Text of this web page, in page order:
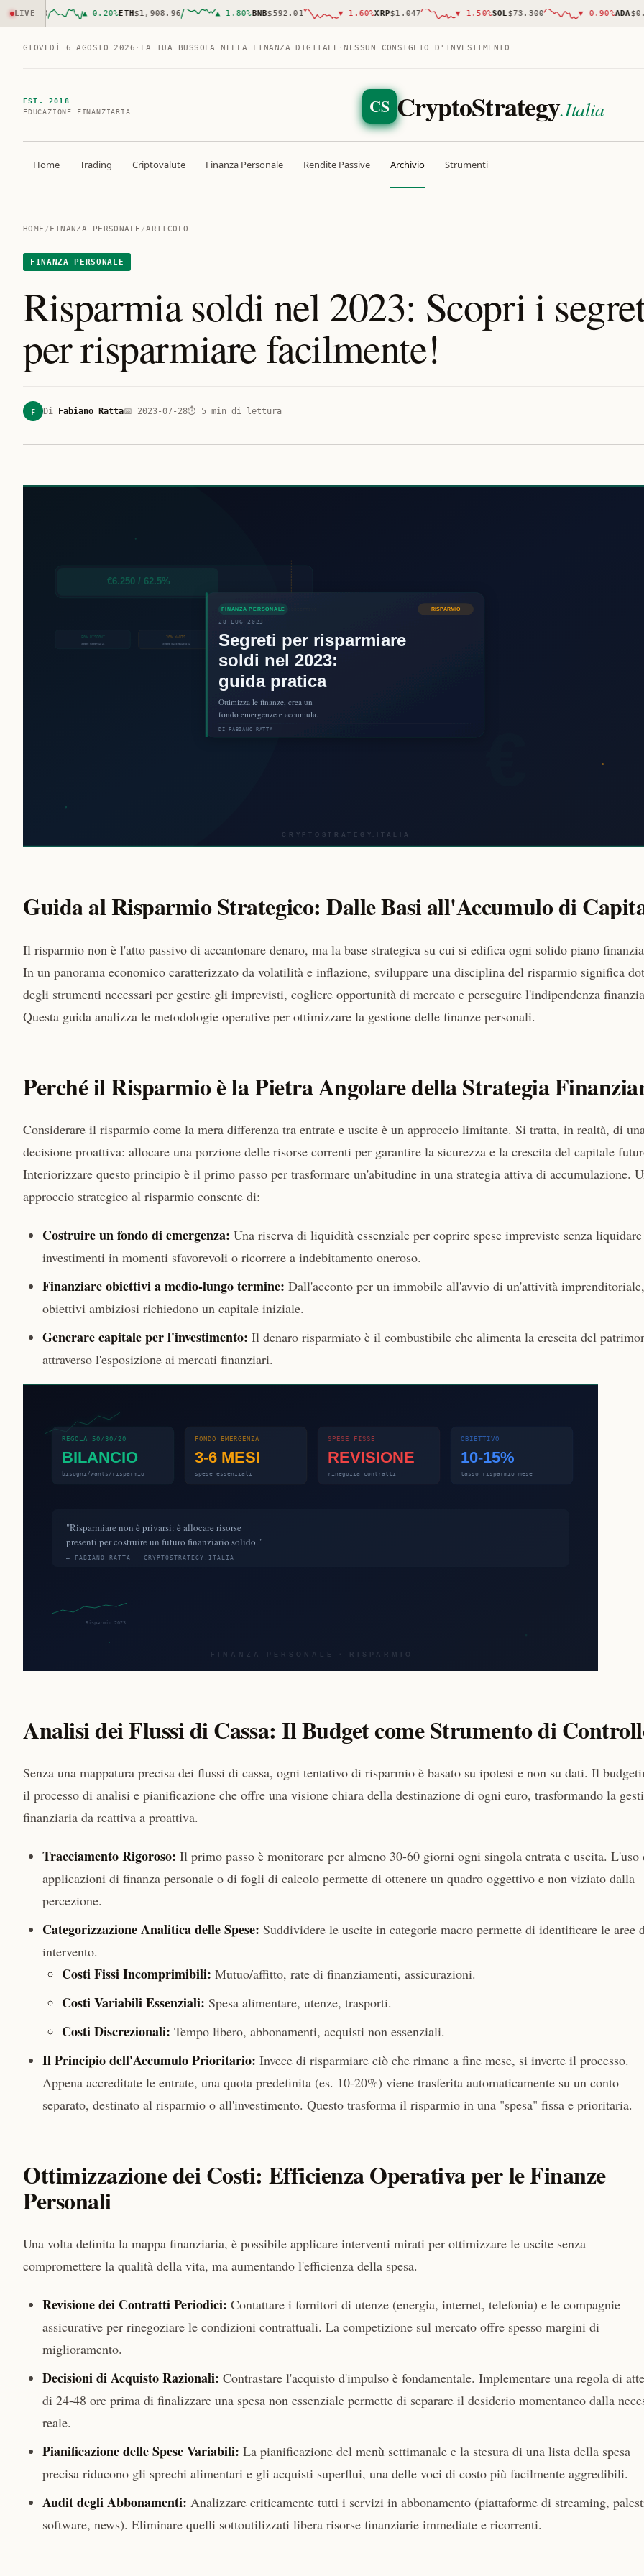
LIVE ▲ 0.20% ETH$1,908.96 ▲ 1.80% BNB$592.01 ▼ 1.60%XRP$1.047 ▼ 1.50% SOL$73.300 ▼ 0.90% ADA
GIOVEDÌ 6 AGOSTO 2026 · LA TUA BUSSOLA NELLA FINANZA DIGITALE ·NESSUN CONSIGLIO D'INVESTIMENTO
EST. 2018
EDUCAZIONE FINANZIARIA
CS CryptoStrategy.Italia
Home Trading Criptovalute Finanza Personale Rendite Passive Archivio Strumenti
HOME /FINANZA PERSONALE /ARTICOLO
FINANZA PERSONALE
Risparmia soldi nel 2023: Scopri i
per risparmiare facilmente!
F Di Fabiano Ratta📅 2023-07-28⏱ 5 min di lettura
Guida al Risparmio Strategico: Dalle Basi all'Accumulo di
Il risparmio non è l'atto passivo di accantonare denaro, ma la base strategica su cui si edifica ogni solido piano
In un panorama economico caratterizzato da volatilità e inflazione, sviluppare una disciplina del risparmio significa
degli strumenti necessari per gestire gli imprevisti, cogliere opportunità di mercato e perseguire l'indipendenza
Questa guida analizza le metodologie operative per ottimizzare la gestione delle finanze personali.
Perché il Risparmio è la Pietra Angolare della Strategia
Considerare il risparmio come la mera differenza tra entrate e uscite è un approccio limitante. Si tratta, in realtà, di
decisione proattiva: allocare una porzione delle risorse correnti per garantire la sicurezza e la crescita del capitale
Interiorizzare questo principio è il primo passo per trasformare un'abitudine in una strategia attiva di accumulazione.
approccio strategico al risparmio consente di:
Costruire un fondo di emergenza: Una riserva di liquidità essenziale per coprire spese impreviste senza liquidare
investimenti in momenti sfavorevoli o ricorrere a indebitamento oneroso.
Finanziare obiettivi a medio-lungo termine: Dall'acconto per un immobile all'avvio di un'attività
obiettivi ambiziosi richiedono un capitale iniziale.
Generare capitale per l'investimento: Il denaro risparmiato è il combustibile che alimenta la crescita del
attraverso l'esposizione ai mercati finanziari.
Analisi dei Flussi di Cassa: Il Budget come Strumento di
Senza una mappatura precisa dei flussi di cassa, ogni tentativo di risparmio è basato su ipotesi e non su dati. Il
il processo di analisi e pianificazione che offre una visione chiara della destinazione di ogni euro, trasformando la
finanziaria da reattiva a proattiva.
Tracciamento Rigoroso: Il primo passo è monitorare per almeno 30-60 giorni ogni singola entrata e uscita. L'uso
applicazioni di finanza personale o di fogli di calcolo permette di ottenere un quadro oggettivo e non viziato dalla
percezione.
Categorizzazione Analitica delle Spese: Suddividere le uscite in categorie macro permette di identificare le aree
intervento.
Costi Fissi Incomprimibili: Mutuo/affitto, rate di finanziamenti, assicurazioni.
Costi Variabili Essenziali: Spesa alimentare, utenze, trasporti.
Costi Discrezionali: Tempo libero, abbonamenti, acquisti non essenziali.
Il Principio dell'Accumulo Prioritario: Invece di risparmiare ciò che rimane a fine mese, si inverte il processo.
Appena accreditate le entrate, una quota predefinita (es. 10-20%) viene trasferita automaticamente su un conto
separato, destinato al risparmio o all'investimento. Questo trasforma il risparmio in una "spesa" fissa e prioritaria.
Ottimizzazione dei Costi: Efficienza Operativa per le Finanze
Personali
Una volta definita la mappa finanziaria, è possibile applicare interventi mirati per ottimizzare le uscite senza
compromettere la qualità della vita, ma aumentando l'efficienza della spesa.
Revisione dei Contratti Periodici: Contattare i fornitori di utenze (energia, internet, telefonia) e le compagnie
assicurative per rinegoziare le condizioni contrattuali. La competizione sul mercato offre spesso margini di
miglioramento.
Decisioni di Acquisto Razionali: Contrastare l'acquisto d'impulso è fondamentale. Implementare una regola di
di 24-48 ore prima di finalizzare una spesa non essenziale permette di separare il desiderio momentaneo dalla
reale.
Pianificazione delle Spese Variabili: La pianificazione del menù settimanale e la stesura di una lista della spesa
precisa riducono gli sprechi alimentari e gli acquisti superflui, una delle voci di costo più facilmente aggredibili.
Audit degli Abbonamenti: Analizzare criticamente tutti i servizi in abbonamento (piattaforme di streaming,
software, news). Eliminare quelli sottoutilizzati libera risorse finanziarie immediate e ricorrenti.